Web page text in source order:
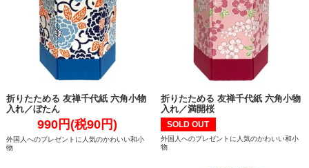
折りたためる 友禅千代紙 六角小物
入れ／ぼたん
990円(税90円)
外国人へのプレゼントに人気のかわいい和小
物
折りたためる 友禅千代紙 六角小物
入れ／満開桜
SOLD OUT
外国人へのプレゼントに人気のかわいい和小
物